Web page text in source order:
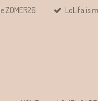
ZOMER26 LoLifa is